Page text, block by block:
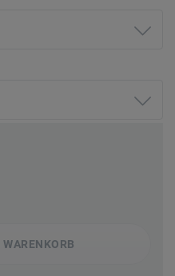
WARENKORB